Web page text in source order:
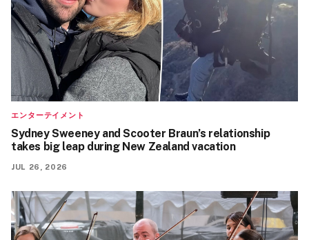
エンターテイメント
Sydney Sweeney and Scooter Braun’s relationship
takes big leap during New Zealand vacation
JUL 26, 2026